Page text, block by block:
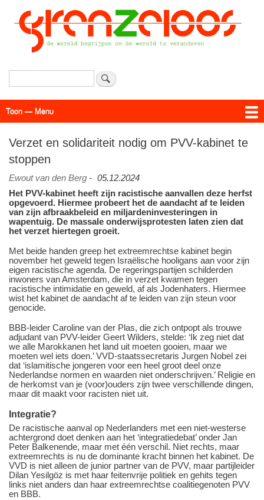
Overslaan
en
naar
de
Zoeken
Menu
Toon — Menu
Verzet en solidariteit nodig om PVV-kabinet te
stoppen
Ewout van den Berg - 05.12.2024
Het PVV-kabinet heeft zijn racistische aanvallen deze herfst
opgevoerd. Hiermee probeert het de aandacht af te leiden
van zijn afbraakbeleid en miljardeninvesteringen in
wapentuig. De massale onderwijsprotesten laten zien dat
het verzet hiertegen groeit.
Met beide handen greep het extreemrechtse kabinet begin
november het geweld tegen Israëlische hooligans aan voor zijn
eigen racistische agenda. De regeringspartijen schilderden
inwoners van Amsterdam, die in verzet kwamen tegen
racistische intimidatie en geweld, af als Jodenhaters. Hiermee
wist het kabinet de aandacht af te leiden van zijn steun voor
genocide.
BBB-leider Caroline van der Plas, die zich ontpopt als trouwe
adjudant van PVV-leider Geert Wilders, stelde: ‘Ik zeg niet dat
we alle Marokkanen het land uit moeten gooien, maar we
moeten wel iets doen.’ VVD-staatssecretaris Jurgen Nobel zei
dat ‘islamitische jongeren voor een heel groot deel onze
Nederlandse normen en waarden niet onderschrijven.’ Religie en
de herkomst van je (voor)ouders zijn twee verschillende dingen,
maar dit maakt voor racisten niet uit.
Integratie?
De racistische aanval op Nederlanders met een niet-westerse
achtergrond doet denken aan het ‘integratiedebat’ onder Jan
Peter Balkenende, maar met één verschil. Niet rechts, maar
extreemrechts is nu de dominante kracht binnen het kabinet. De
VVD is niet alleen de junior partner van de PVV, maar partijleider
Dilan Yesilgöz is met haar feitenvrije politiek en gehits tegen
links niet anders dan haar extreemrechtse coalitiegenoten PVV
en BBB.